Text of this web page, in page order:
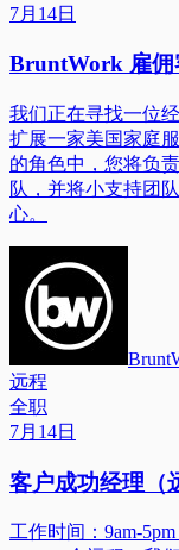
7月14日
BruntWork 雇
我们正在寻找一位
扩展一家美国家庭
的角色中，您将负
队，并将小支持团
心。
远程
全职
7月14日
客户成功经理（
工作时间：9am-